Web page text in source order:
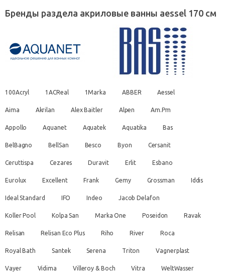
Бренды раздела акриловые ванны aessel 170 см
100Acryl 1ACReal 1Marka ABBER Aessel
Aima Akrilan Alex Baitler Alpen Am.Pm
Appollo Aquanet Aquatek Aquatika Bas
BelBagno BellSan Besco Byon Cersanit
Ceruttispa Cezares Duravit Erlit Esbano
Eurolux Excellent Frank Gemy Grossman Iddis
Ideal Standard IFO Indeo Jacob Delafon
Koller Pool Kolpa San Marka One Poseidon Ravak
Relisan Relisan Eco Plus Riho River Roca
Royal Bath Santek Serena Triton Vagnerplast
Vayer Vidima Villeroy & Boch Vitra WeltWasser